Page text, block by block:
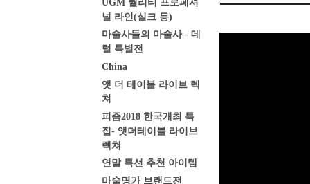
UGM 퀄리티 프로페셔
널 라인(실크 등)
마술사들의 마술사 - 데
럴 특별전
China
앳 더 테이블 라이브 렉
쳐
피즘2018 한국개최 특
집- 앳더테이블 라이브
렉쳐
연말 특선 추천 아이템
마술명가 브랜드전